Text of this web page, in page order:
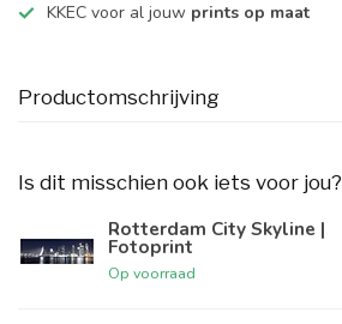
KKEC voor al jouw prints op maat
Productomschrijving
Is dit misschien ook iets voor jou?
Rotterdam City Skyline |
Fotoprint
Op voorraad